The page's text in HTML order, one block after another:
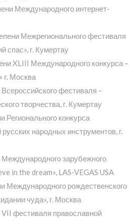
Международного интернет-
Межрегионального фестиваля
спас», г. Кумертау
XLIII Международного конкурса –
г. Москва
фестиваля –
творчества, г. Кумертау
Регионального конкурса
народных инструментов, г.
зарубежного
in the dream», LAS-VEGAS USA
Международного рождественского
чуда», г. Москва
фестиваля православной